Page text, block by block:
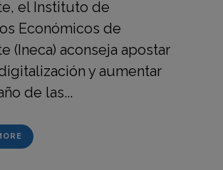
el Instituto de
Económicos de
(Ineca) aconseja apostar
y aumentar
de las...